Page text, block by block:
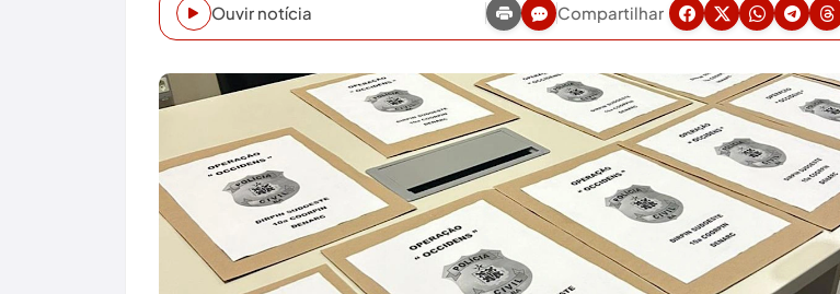
Ouvir notícia Compartilhar